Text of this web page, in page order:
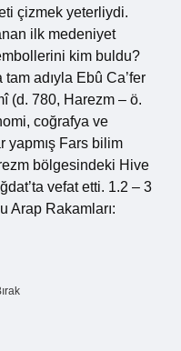
çizmek yeterliydi.
ilk medeniyet
kim buldu?
(d. 780, Harezm – ö.
coğrafya ve
yapmış Fars bilim
bölgesindeki Hive
vefat etti. 1.2 – 3
Arap Rakamları: